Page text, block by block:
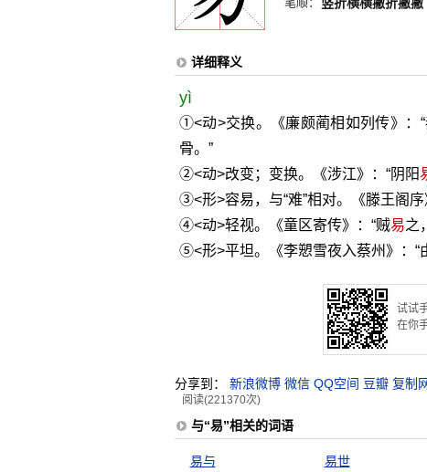
详细释义
yì
①<动>交换。《廉颇蔺相如列传》：
骨。”
②<动>改变；变换。《涉江》：“阴阳
③<形>容易，与“难”相对。《滕王阁序
④<动>轻视。《童区寄传》：“贼易之
⑤<形>平坦。《李愬雪夜入蔡州》：“
试试
在你
分享到： 新浪微博 微信 QQ空间 豆瓣 复制
阅读(221370次)
与“易”相关的词语
易与 易世